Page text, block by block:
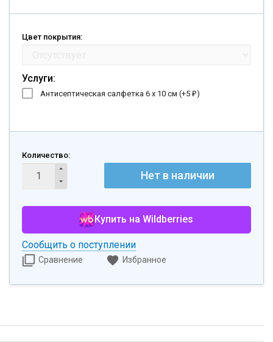
Цвет покрытия:
Услуги:
Антисептическая салфетка 6 х 10 см (+5 ₽)
Количество:
Нет в наличии
Купить на Wildberries
Сообщить о поступлении
Сравнение Избранное